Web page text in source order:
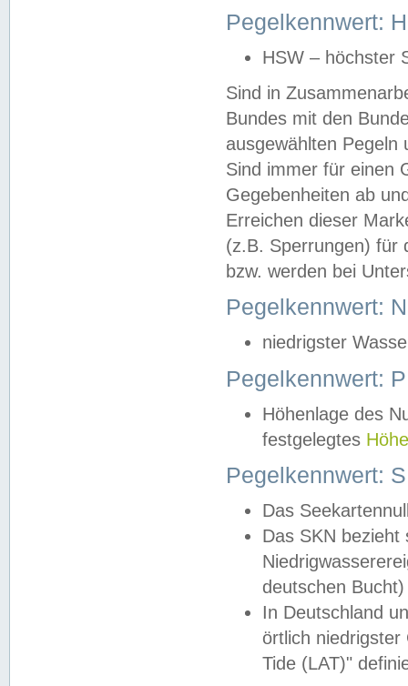
Pegelkennwert:
HSW – höchster
Sind in
Bundes mit den
ausgewählten
Sind immer für einen
Gegebenheiten ab
Erreichen dieser
(z.B. Sperrungen) für
bzw. werden bei
Pegelkennwert:
niedrigster
Pegelkennwert:
Höhenlage des
festgelegtes
Pegelkennwert:
Das
Das SKN
deutschen
In Deutschland
örtlich
Tide (LAT)"